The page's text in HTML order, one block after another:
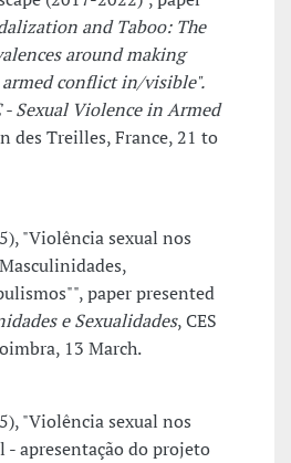
and Taboo: The
around making
conflict in/visible".
- Sexual Violence in Armed
des Treilles, France, 21 to
"Violência sexual nos
paper presented
e Sexualidades, CES
13 March.
"Violência sexual nos
- apresentação do projeto